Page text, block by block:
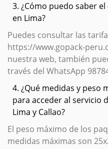
3. ¿Cómo puedo saber
en Lima?
Puedes consultar las
https://www.gopack-
nuestra web, también
través del WhatsApp
4. ¿Qué medidas y peso
para acceder al servicio
Lima y Callao?
El peso máximo de los
medidas máximas son